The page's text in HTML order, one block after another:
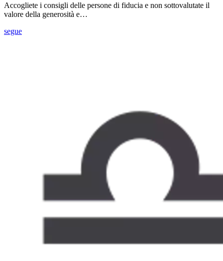
Accogliete i consigli delle persone di fiducia e non sottovalutate il
valore della generosità e…
segue